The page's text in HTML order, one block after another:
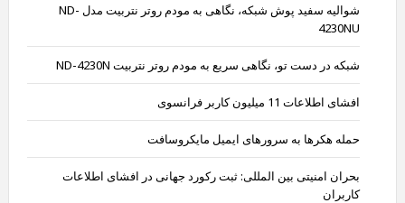
شوالیه سفید پوش شبکه، نگاهی به مودم روتر نتربیت مدل ND-
4230NU
شبکه در دست تو، نگاهی سریع به مودم روتر نتربیت ND-4230N
افشای اطلاعات 11 میلیون کاربر فرانسوی
حمله هکرها به سرورهای ایمیل مایکروسافت
بحران امنیتی بین المللی: ثبت رکورد جهانی در افشای اطلاعات
کاربران